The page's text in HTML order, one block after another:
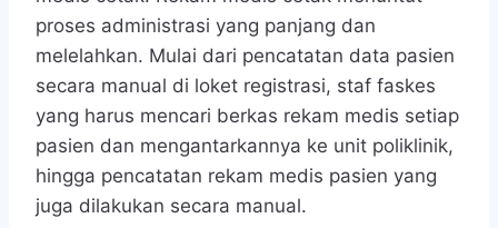
proses administrasi yang panjang dan
melelahkan. Mulai dari pencatatan data pasien
secara manual di loket registrasi, staf faskes
yang harus mencari berkas rekam medis setiap
pasien dan mengantarkannya ke unit poliklinik,
hingga pencatatan rekam medis pasien yang
juga dilakukan secara manual.